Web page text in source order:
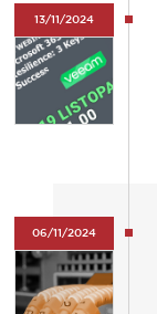
13/11/2024
06/11/2024